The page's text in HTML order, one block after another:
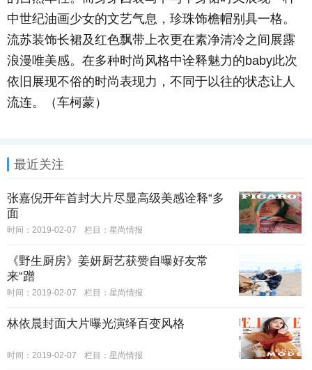
中世纪油画少女的文艺气息，珍珠饰檐帽别具一格。
流苏装饰长裙及红色飘带上衣更在素净清冷之间展露
浪漫唯美感。在多种时尚风格中诠释魅力的baby此次
依旧展现不俗的时尚表现力，不同于以往的状态让人
流连。（车柯蒙）
最近关注
张嘉倪开年首封大片尽显高级美感诠释“多
面
时间：2019-02-07 栏目： 星尚情报
《野生厨房》姜妍厨艺获赞自曝好友常
来“蹭
时间：2019-02-07 栏目： 星尚情报
林依晨封面大片曝光演绎百变风格
时间：2019-02-07 栏目： 星尚情报